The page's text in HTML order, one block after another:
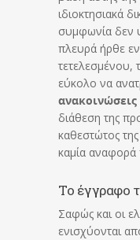
ιδιοκτησιακά
συμφωνία δεν
πλευρά ήρθε
τετελεσμένου,
εύκολο να
διάθεση της
καθεστώτος
καμία αναφορά
Το έγγραφο
Σαφώς και οι
ενισχύονται